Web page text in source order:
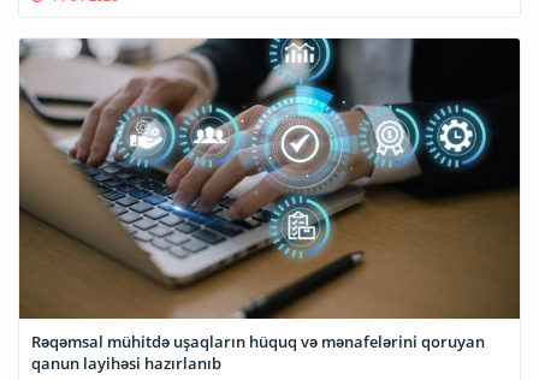
Rəqəmsal mühitdə uşaqların hüquq və mənafelərini qoruyan
qanun layihəsi hazırlanıb